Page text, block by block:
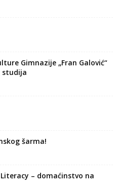
Gimnazije „Fran Galović“
studija
šarma!
– domaćinstvo na